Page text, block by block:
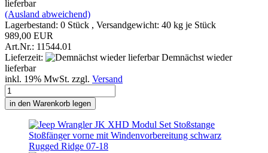
lieferbar
(Ausland abweichend)
Lagerbestand: 0 Stück , Versandgewicht: 40 kg je Stück
989,00 EUR
Art.Nr.: 11544.01
Lieferzeit:
Demnächst wieder
lieferbar
inkl. 19% MwSt. zzgl. Versand
in den Warenkorb legen